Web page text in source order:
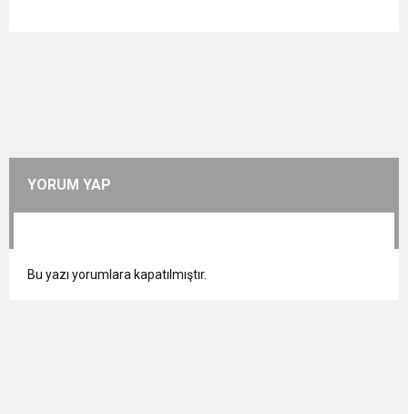
YORUM YAP
Bu yazı yorumlara kapatılmıştır.